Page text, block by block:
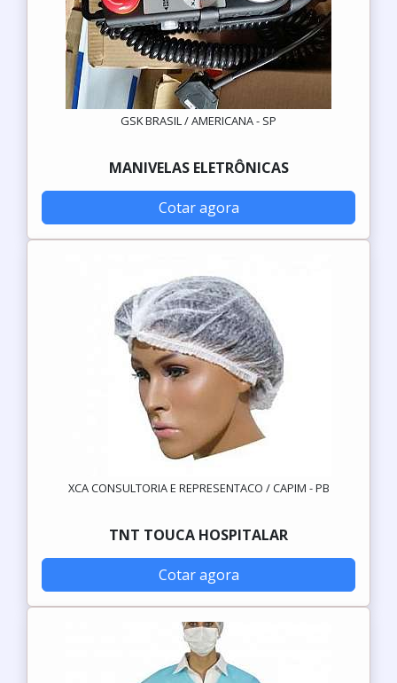
GSK BRASIL / AMERICANA - SP
MANIVELAS ELETRÔNICAS
Cotar agora
XCA CONSULTORIA E REPRESENTACO / CAPIM - PB
TNT TOUCA HOSPITALAR
Cotar agora